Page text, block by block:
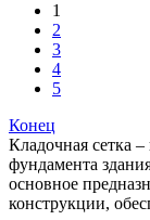
1
2
3
4
5
Конец
Кладочная сетка
фундамента
основное
конструкции,